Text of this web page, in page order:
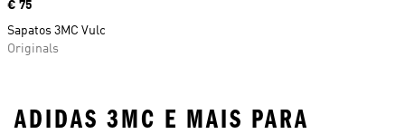
Price
€ 75
Sapatos 3MC Vulc
Originals
ADIDAS 3MC E MAIS PARA